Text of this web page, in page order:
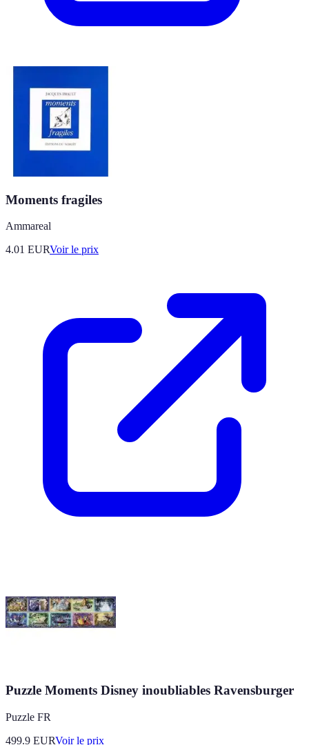
Moments fragiles
Ammareal
4.01 EURVoir le prix
Puzzle Moments Disney inoubliables Ravensburger
Puzzle FR
499.9 EURVoir le prix